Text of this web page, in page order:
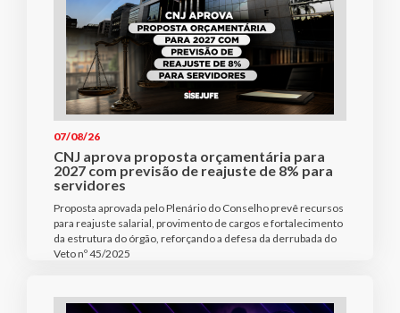
07/08/26
CNJ aprova proposta orçamentária para
2027 com previsão de reajuste de 8% para
servidores
Proposta aprovada pelo Plenário do Conselho prevê recursos
para reajuste salarial, provimento de cargos e fortalecimento
da estrutura do órgão, reforçando a defesa da derrubada do
Veto nº 45/2025